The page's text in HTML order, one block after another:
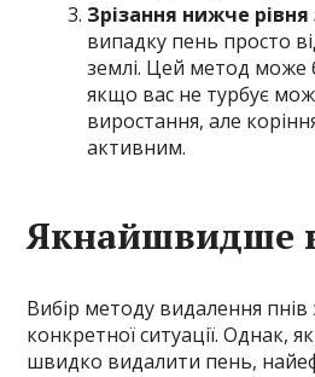
Зрізання нижче рівня
випадку пень просто
землі. Цей метод може
якщо вас не турбує
виростання, але
активним.
Якнайшвидше
Вибір методу видалення
конкретної ситуації. Однак,
швидко видалити пень,